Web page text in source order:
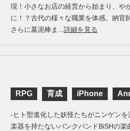
現！小さなお店の経営から始まり、や
に！？古代の様々な職業を体感。納官
さらに墓泥棒ま...詳細を見る
RPG 育成 iPhone
-ヒト型進化した妖怪たちがニンゲンを
楽器を持たないパンクバンドBiSHの楽